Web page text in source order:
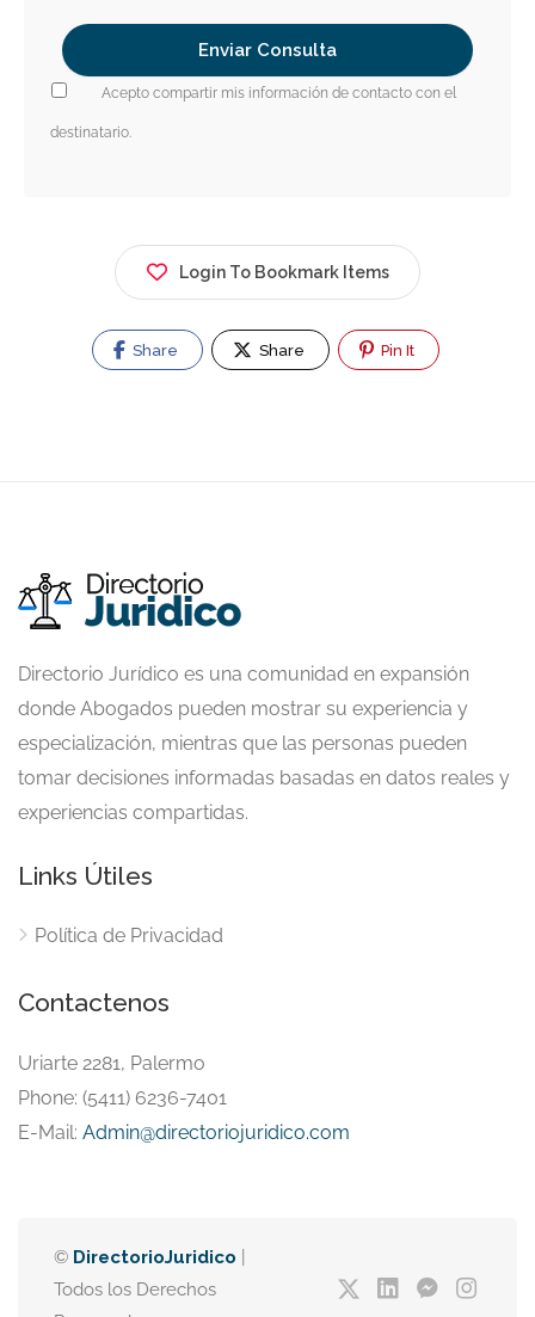
Acepto compartir mis información de contacto con el
destinatario.
Login To Bookmark Items
Share Share Pin It
Directorio Jurídico es una comunidad en expansión
donde Abogados pueden mostrar su experiencia y
especialización, mientras que las personas pueden
tomar decisiones informadas basadas en datos reales y
experiencias compartidas.
Links Útiles
Política de Privacidad
Contactenos
Uriarte 2281, Palermo
Phone: (5411) 6236-7401
E-Mail: Admin@directoriojuridico.com
© DirectorioJuridico
Todos los Derechos